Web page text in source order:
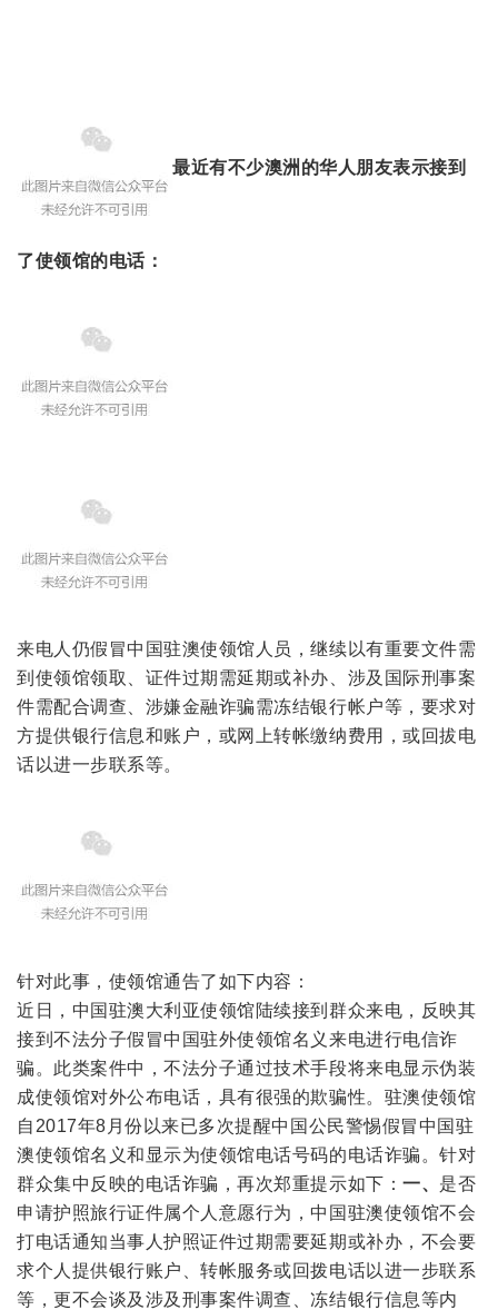
最近有不少澳洲的华人朋友表示接到
了使领馆的电话：
来电人仍假冒中国驻澳使领馆人员，继续以有重要文件需
到使领馆领取、证件过期需延期或补办、涉及国际刑事案
件需配合调查、涉嫌金融诈骗需冻结银行帐户等，要求对
方提供银行信息和账户，或网上转帐缴纳费用，或回拔电
话以进一步联系等。
针对此事，使领馆通告了如下内容：
近日，中国驻澳大利亚使领馆陆续接到群众来电，反映其
接到不法分子假冒中国驻外使领馆名义来电进行电信诈
骗。此类案件中，不法分子通过技术手段将来电显示伪装
成使领馆对外公布电话，具有很强的欺骗性。驻澳使领馆
自2017年8月份以来已多次提醒中国公民警惕假冒中国驻
澳使领馆名义和显示为使领馆电话号码的电话诈骗。针对
群众集中反映的电话诈骗，再次郑重提示如下：一、 是否
申请护照旅行证件属个人意愿行为，中国驻澳使领馆不会
打电话通知当事人护照证件过期需要延期或补办，不会要
求个人提供银行账户、转帐服务或回拨电话以进一步联系
等，更不会谈及涉及刑事案件调查、冻结银行信息等内